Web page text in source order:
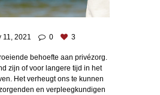
11, 2021 0 3
behoefte aan privézorg.
zijn of voor langere tijd in het
Het verheugt ons te kunnen
en verpleegkundigen